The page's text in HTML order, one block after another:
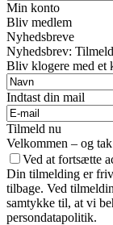
Min konto
Bliv medlem
Nyhedsbreve
Nyhedsbrev:
Bliv klogere med et
Indtast din mail
Tilmeld nu
Velkommen – og
Ved at fortsætte
Din tilmelding er
tilbage. Ved
samtykke til, at vi
persondatapolitik.